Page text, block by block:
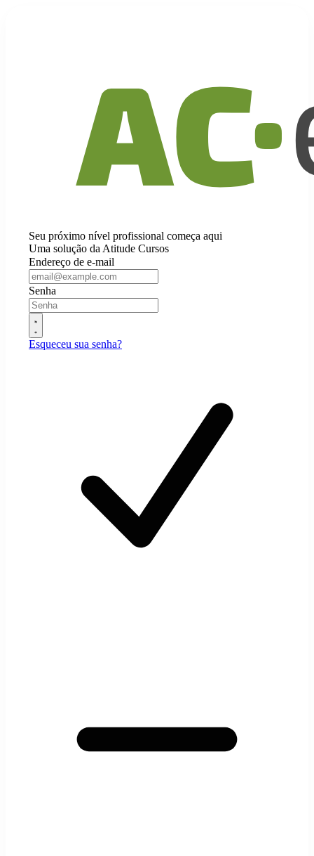
Seu próximo nível profissional começa aqui
Uma solução da Atitude Cursos
Endereço de e-mail
Senha
Esqueceu sua senha?